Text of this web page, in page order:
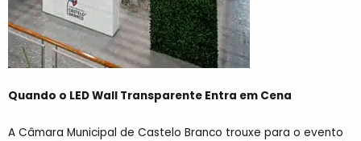
Quando o LED Wall Transparente Entra em Cena
A Câmara Municipal de Castelo Branco trouxe para o evento